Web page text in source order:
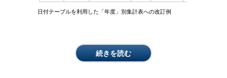
日付テーブルを利用した「年度」別集計表への改訂例
続きを読む